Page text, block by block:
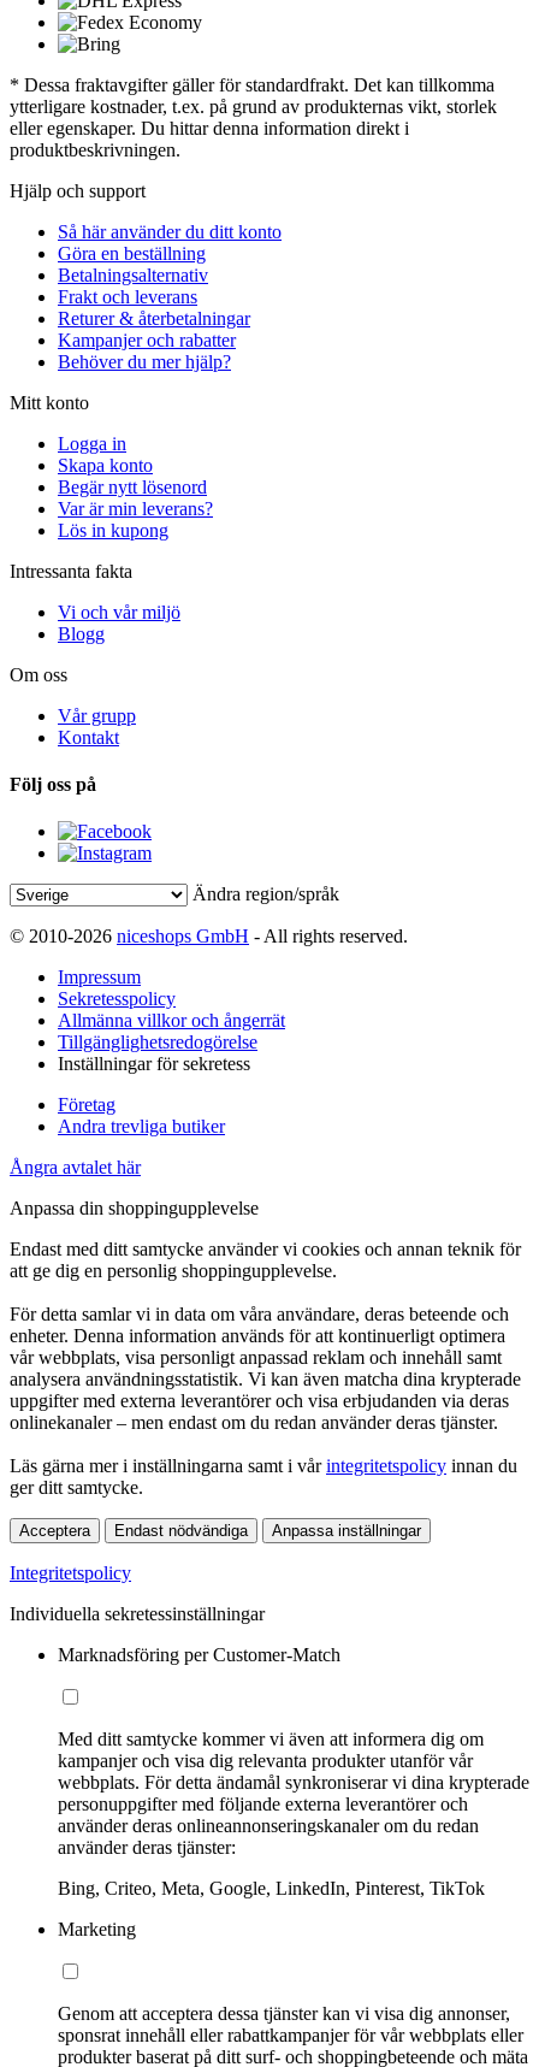
* Dessa fraktavgifter gäller för standardfrakt. Det kan tillkomma
ytterligare kostnader, t.ex. på grund av produkternas vikt, storlek
eller egenskaper. Du hittar denna information direkt i
produktbeskrivningen.
Hjälp och support
Så här använder du ditt konto
Göra en beställning
Betalningsalternativ
Frakt och leverans
Returer & återbetalningar
Kampanjer och rabatter
Behöver du mer hjälp?
Mitt konto
Logga in
Skapa konto
Begär nytt lösenord
Var är min leverans?
Lös in kupong
Intressanta fakta
Vi och vår miljö
Blogg
Om oss
Vår grupp
Kontakt
Följ oss på
Ändra region/språk
© 2010-2026 niceshops GmbH - All rights reserved.
Impressum
Sekretesspolicy
Allmänna villkor och ångerrät
Tillgänglighetsredogörelse
Inställningar för sekretess
Företag
Andra trevliga butiker
Ångra avtalet här
Anpassa din shoppingupplevelse
Endast med ditt samtycke använder vi cookies och annan teknik för
att ge dig en personlig shoppingupplevelse.
För detta samlar vi in data om våra användare, deras beteende och
enheter. Denna information används för att kontinuerligt optimera
vår webbplats, visa personligt anpassad reklam och innehåll samt
analysera användningsstatistik. Vi kan även matcha dina krypterade
uppgifter med externa leverantörer och visa erbjudanden via deras
onlinekanaler – men endast om du redan använder deras tjänster.
Läs gärna mer i inställningarna samt i vårintegritetspolicy innan du
ger ditt samtycke.
Acceptera Endast nödvändiga Anpassa inställningar
Integritetspolicy
Individuella sekretessinställningar
Marknadsföring per Customer-Match
Med ditt samtycke kommer vi även att informera dig om
kampanjer och visa dig relevanta produkter utanför vår
webbplats. För detta ändamål synkroniserar vi dina krypterade
personuppgifter med följande externa leverantörer och
använder deras onlineannonseringskanaler om du redan
använder deras tjänster:
Bing, Criteo, Meta, Google, LinkedIn, Pinterest, TikTok
Marketing
Genom att acceptera dessa tjänster kan vi visa dig annonser,
sponsrat innehåll eller rabattkampanjer för vår webbplats eller
produkter baserat på ditt surf- och shoppingbeteende och mäta